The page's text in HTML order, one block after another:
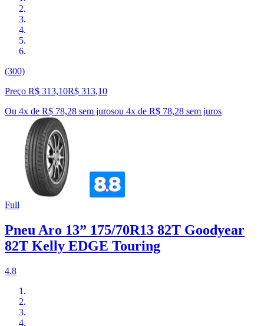
(300)
Preço R$ 313,10R$ 313,10
Ou 4x de R$ 78,28 sem jurosou 4x de R$ 78,28 sem juros
Full
Pneu Aro 13” 175/70R13 82T Goodyear
82T Kelly EDGE Touring
4.8